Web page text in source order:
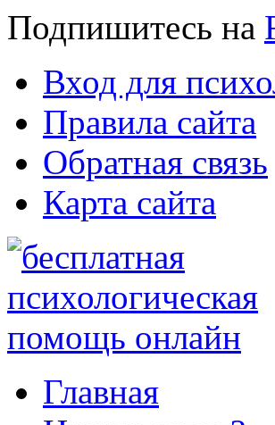
Подпишитесь на
Вход для
Правила сайта
Обратная связь
Карта сайта
Главная